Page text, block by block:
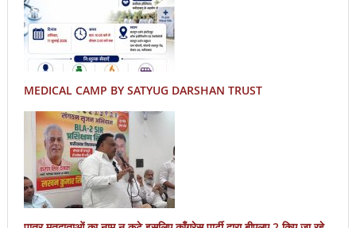
MEDICAL CAMP BY SATYUG DARSHAN TRUST